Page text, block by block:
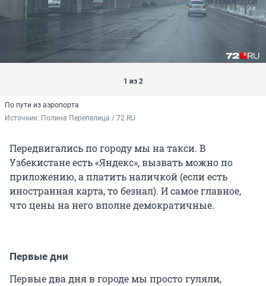
1 из 2
По пути из аэропорта
Источник: Полина Перепелица / 72.RU
Передвигались по городу мы на такси. В
Узбекистане есть «Яндекс», вызвать можно по
приложению, а платить наличкой (если есть
иностранная карта, то безнал). И самое главное,
что цены на него вполне демократичные.
Первые дни
Первые два дня в городе мы просто гуляли,